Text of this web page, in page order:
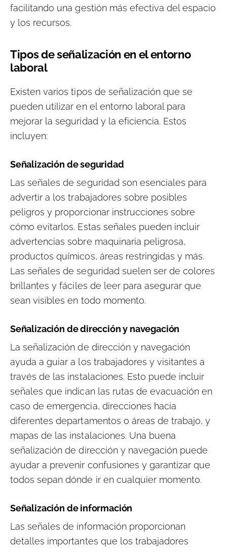
facilitando una gestión más efectiva del espacio
y los recursos.
Tipos de señalización en el entorno
laboral
Existen varios tipos de señalización que se
pueden utilizar en el entorno laboral para
mejorar la seguridad y la eficiencia. Estos
incluyen:
Señalización de seguridad
Las señales de seguridad son esenciales para
advertir a los trabajadores sobre posibles
peligros y proporcionar instrucciones sobre
cómo evitarlos. Estas señales pueden incluir
advertencias sobre maquinaria peligrosa,
productos químicos, áreas restringidas y más.
Las señales de seguridad suelen ser de colores
brillantes y fáciles de leer para asegurar que
sean visibles en todo momento.
Señalización de dirección y navegación
La señalización de dirección y navegación
ayuda a guiar a los trabajadores y visitantes a
través de las instalaciones. Esto puede incluir
señales que indican las rutas de evacuación en
caso de emergencia, direcciones hacia
diferentes departamentos o áreas de trabajo, y
mapas de las instalaciones. Una buena
señalización de dirección y navegación puede
ayudar a prevenir confusiones y garantizar que
todos sepan dónde ir en cualquier momento.
Señalización de información
Las señales de información proporcionan
detalles importantes que los trabajadores